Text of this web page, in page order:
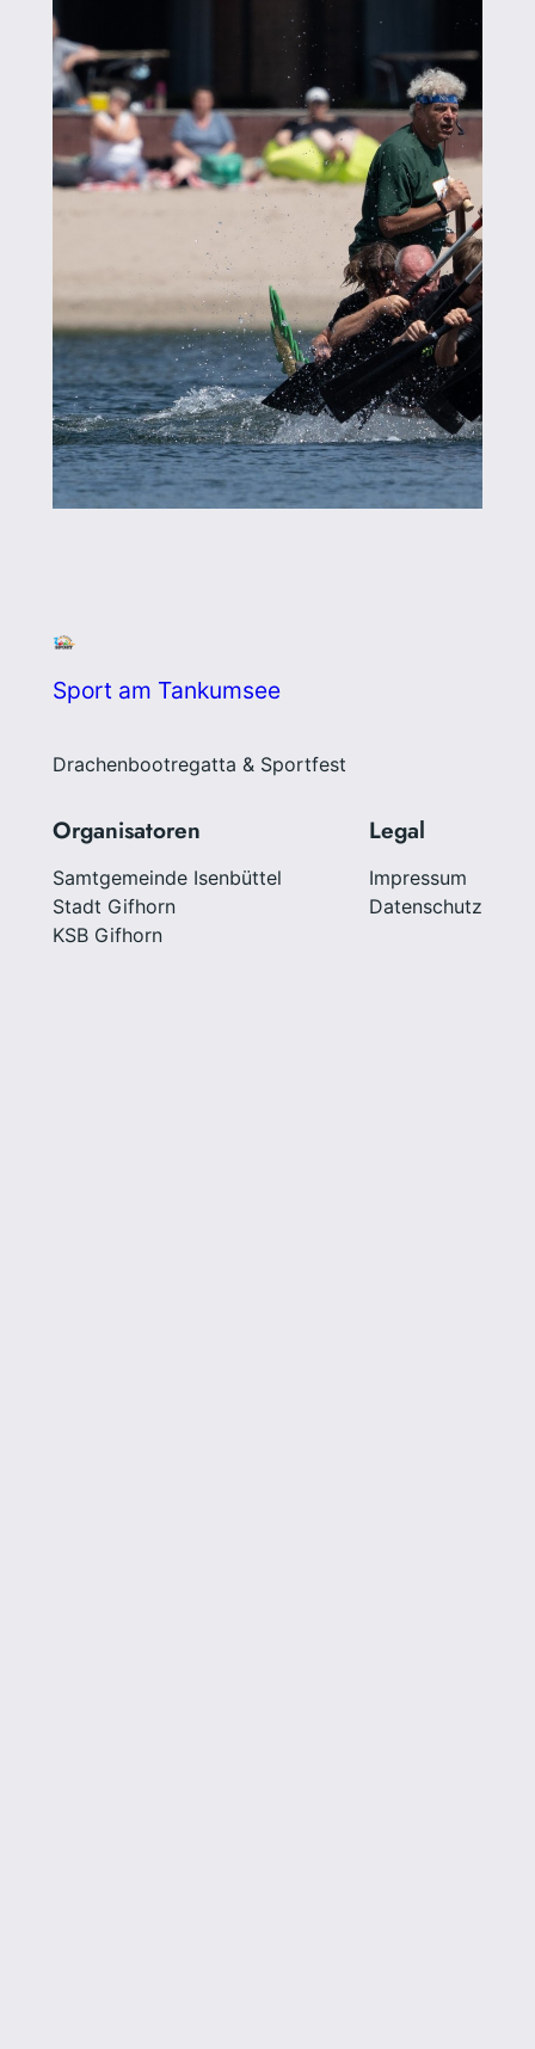
Sport am Tankumsee
Drachenbootregatta & Sportfest
Organisatoren
Samtgemeinde Isenbüttel
Stadt Gifhorn
KSB Gifhorn
Legal
Impressum
Datenschutz